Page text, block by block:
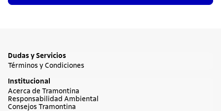
Dudas y Servicios
Términos y Condiciones
Institucional
Acerca de Tramontina
Responsabilidad Ambiental
Consejos Tramontina